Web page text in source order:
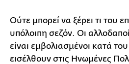
Ούτε μπορεί να ξέρει τι του
υπόλοιπη σεζόν. Οι
είναι εμβολιασμένοι κατά
εισέλθουν στις Ηνωμένες